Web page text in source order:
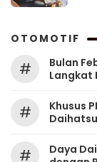
OTOMOTIF
#
Bulan
Langkat
#
Khusus
#
Daya